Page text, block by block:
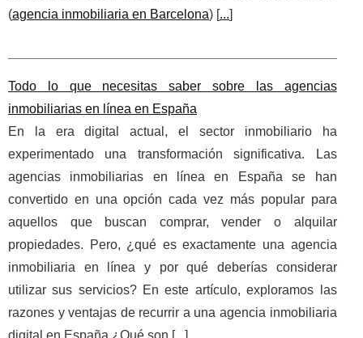
(agencia inmobiliaria en Barcelona) [...]
Todo lo que necesitas saber sobre las agencias
inmobiliarias en línea en España
En la era digital actual, el sector inmobiliario ha
experimentado una transformación significativa. Las
agencias inmobiliarias en línea en España se han
convertido en una opción cada vez más popular para
aquellos que buscan comprar, vender o alquilar
propiedades. Pero, ¿qué es exactamente una agencia
inmobiliaria en línea y por qué deberías considerar
utilizar sus servicios? En este artículo, exploramos las
razones y ventajas de recurrir a una agencia inmobiliaria